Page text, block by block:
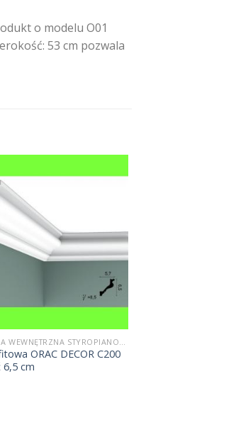
o modelu O01
53 cm pozwala
ORAC DECOR C200
6,5 cm